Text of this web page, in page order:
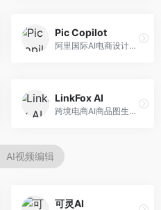
Pic Copilot
阿里国际AI电商设计工具，专注于跨境电商。面向跨境电商卖家，提供商品图优化、营销海报生成、多语言适配等服务，海外市场适配性强。
LinkFox AI
跨境电商AI商品图生成工具。面向跨境电商卖家，支持多语言商品图生成、模特替换、场景优化等服务，适配海外电商平台需求。
AI视频编辑
可灵AI